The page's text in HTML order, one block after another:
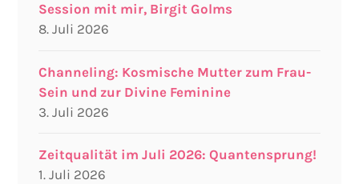
Session mit mir, Birgit Golms
8. Juli 2026
Channeling: Kosmische Mutter zum Frau-
Sein und zur Divine Feminine
3. Juli 2026
Zeitqualität im Juli 2026: Quantensprung!
1. Juli 2026